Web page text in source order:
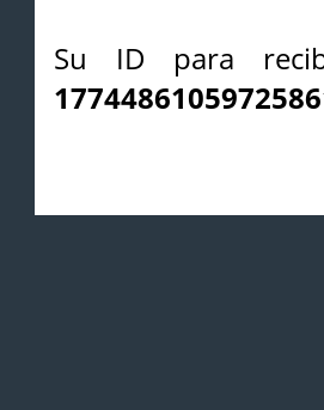
Su ID para